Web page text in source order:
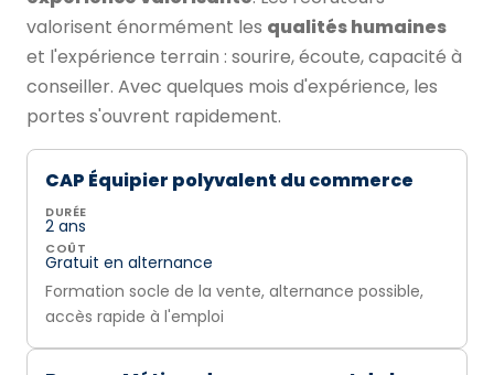
valorisent énormément les qualités humaines
et l'expérience terrain : sourire, écoute, capacité à
conseiller. Avec quelques mois d'expérience, les
portes s'ouvrent rapidement.
CAP Équipier polyvalent du commerce
DURÉE
2 ans
COÛT
Gratuit en alternance
Formation socle de la vente, alternance possible,
accès rapide à l'emploi